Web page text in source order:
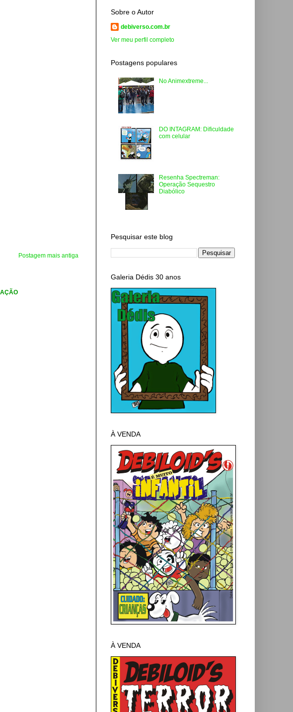
Postagem mais antiga
Sobre o Autor
debiverso.com.br
Ver meu perfil completo
Postagens populares
No Animextreme...
DO INTAGRAM: Dificuldade
com celular
Resenha Spectreman:
Operação Sequestro
Diabólico
Pesquisar este blog
Galeria Dédis 30 anos
À VENDA
À VENDA